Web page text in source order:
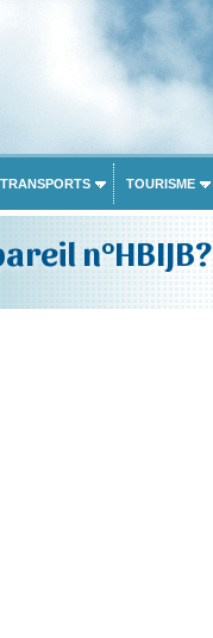
TRANSPORTS TOURISME
n°HBIJB?